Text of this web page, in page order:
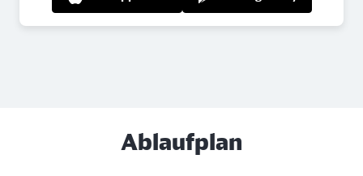
Ablaufplan